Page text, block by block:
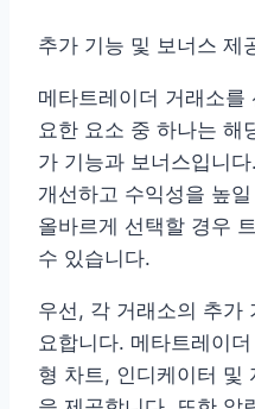
추가 기능 및 보너스 제
메타트레이더 거래소를
요한 요소 중 하나는 해
가 기능과 보너스입니
개선하고 수익성을 높
올바르게 선택할 경우
수 있습니다.
우선, 각 거래소의 추가
요합니다. 메타트레이
형 차트, 인디케이터 및